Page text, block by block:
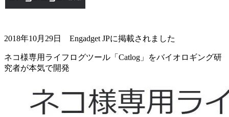
2018年10月29日 Engadget JPに掲載されました
ネコ様専用ライフログツール「Catlog」をバイオロギング研
究者が本気で開発